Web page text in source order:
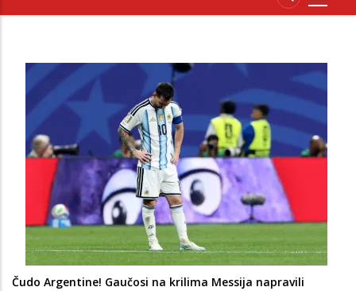
Čudo Argentine! Gaučosi na krilima Messija napravili